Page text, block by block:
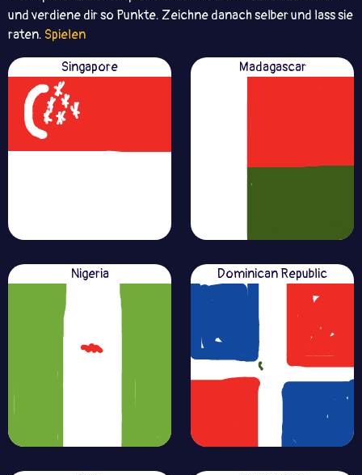
und verdiene dir so Punkte. Zeichne danach selber und lass sie
raten. Spielen
Singapore
Madagascar
Nigeria Dominican Republic